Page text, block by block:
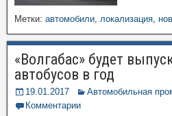
Метки: автомобили, локализация,
«Волгабас» будет
автобусов в год
19.01.2017
Автомобильная
Комментарии